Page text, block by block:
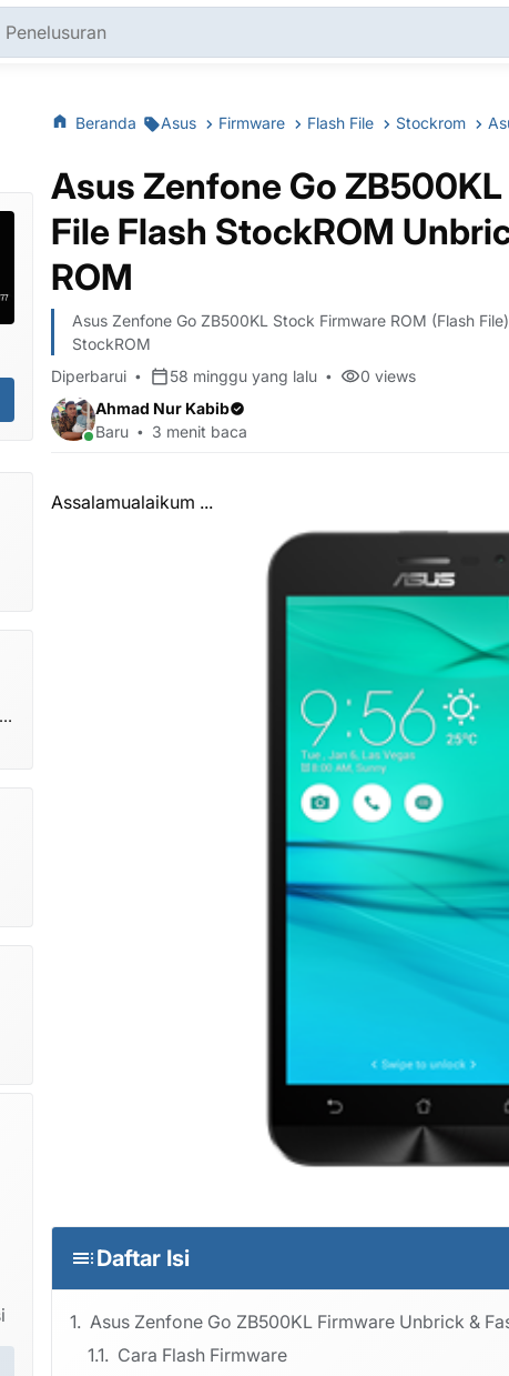
Beranda Asus Firmware Flash File Stockrom
Asus Zenfone Go
File Flash StockROM
ROM
Asus Zenfone Go ZB500KL Stock Firmware ROM (Flash
StockROM
Diperbarui
58 minggu yang lalu 0 views
Ahmad Nur Kabib
Baru
3 menit baca
Assalamualaikum ...
Daftar Isi
Asus Zenfone Go ZB500KL Firmware Unbrick &
Cara Flash Firmware